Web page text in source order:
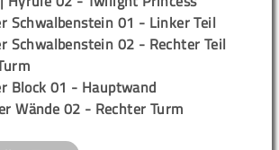
Schwalbenstein 01 - Linker Teil
Schwalbenstein 02 - Rechter Teil
Block 01 - Hauptwand
Wände 02 - Rechter Turm